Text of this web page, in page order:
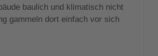
baulich und klimatisch nicht
gammeln dort einfach vor sich